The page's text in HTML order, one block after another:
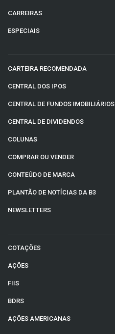
CARREIRAS
ESPECIAIS
CARTEIRA RECOMENDADA
CENTRAL DOS IPOS
CENTRAL DE FUNDOS IMOBILIÁRIOS
CENTRAL DE DIVIDENDOS
COLUNAS
COMPRAR OU VENDER
CONTEÚDO DE MARCA
PLANTÃO DE NOTÍCIAS DA B3
NEWSLETTERS
COTAÇÕES
AÇÕES
FIIS
BDRS
AÇÕES AMERICANAS